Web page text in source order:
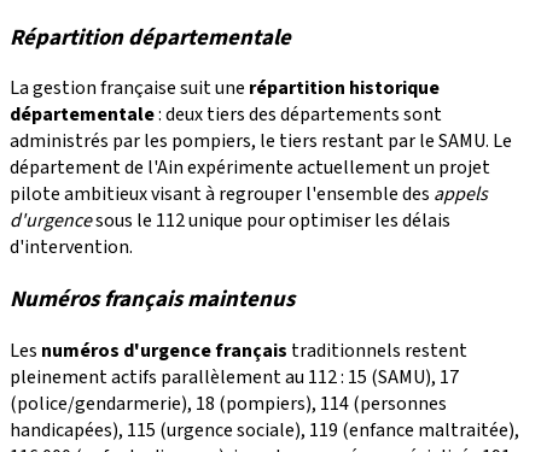
Répartition départementale
La gestion française suit une répartition historique
départementale: deux tiers des départements sont
administrés par les pompiers, le tiers restant par le SAMU. Le
département de l'Ain expérimente actuellement un projet
pilote ambitieux visant à regrouper l'ensemble des appels
d'urgencesous le 112 unique pour optimiser les délais
d'intervention.
Numéros français maintenus
Les numéros d'urgence français traditionnels restent
pleinement actifs parallèlement au 112 : 15 (SAMU), 17
(police/gendarmerie), 18 (pompiers), 114 (personnes
handicapées), 115 (urgence sociale), 119 (enfance maltraitée),